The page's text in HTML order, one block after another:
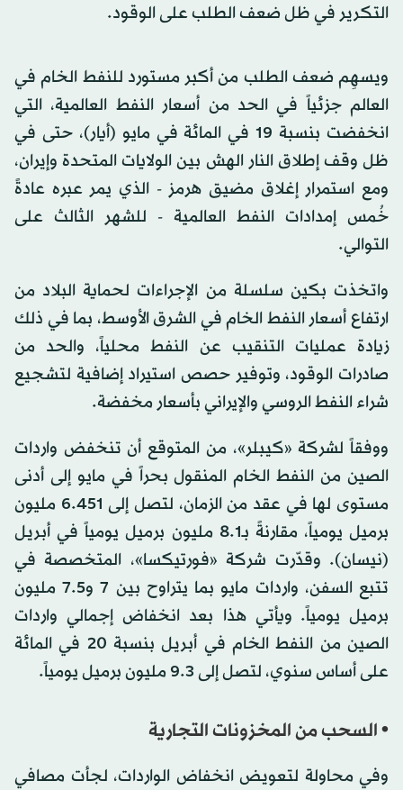
التكرير في ظل ضعف الطلب على الوقود.
ويسهِم ضعف الطلب من أكبر مستورد للنفط الخام في
العالم جزئياً في الحد من أسعار النفط العالمية، التي
انخفضت بنسبة 19 في المائة في مايو (أيار)، حتى في
ظل وقف إطلاق النار الهش بين الولايات المتحدة وإيران،
ومع استمرار إغلاق مضيق هرمز - الذي يمر عبره عادةً
خُمس إمدادات النفط العالمية - للشهر الثالث على
التوالي.
واتخذت بكين سلسلة من الإجراءات لحماية البلاد من
ارتفاع أسعار النفط الخام في الشرق الأوسط، بما في ذلك
زيادة عمليات التنقيب عن النفط محلياً، والحد من
صادرات الوقود، وتوفير حصص استيراد إضافية لتشجيع
شراء النفط الروسي والإيراني بأسعار مخفضة.
ووفقاً لشركة «كيبلر»، من المتوقع أن تنخفض واردات
الصين من النفط الخام المنقول بحراً في مايو إلى أدنى
مستوى لها في عقد من الزمان، لتصل إلى 6.451 مليون
برميل يومياً، مقارنةً بـ8.1 مليون برميل يومياً في أبريل
(نيسان). وقدّرت شركة «فورتيكسا»، المتخصصة في
تتبع السفن، واردات مايو بما يتراوح بين 7 و7.5 مليون
برميل يومياً. ويأتي هذا بعد انخفاض إجمالي واردات
الصين من النفط الخام في أبريل بنسبة 20 في المائة
على أساس سنوي، لتصل إلى 9.3 مليون برميل يومياً.
• السحب من المخزونات التجارية
وفي محاولة لتعويض انخفاض الواردات، لجأت مصافي